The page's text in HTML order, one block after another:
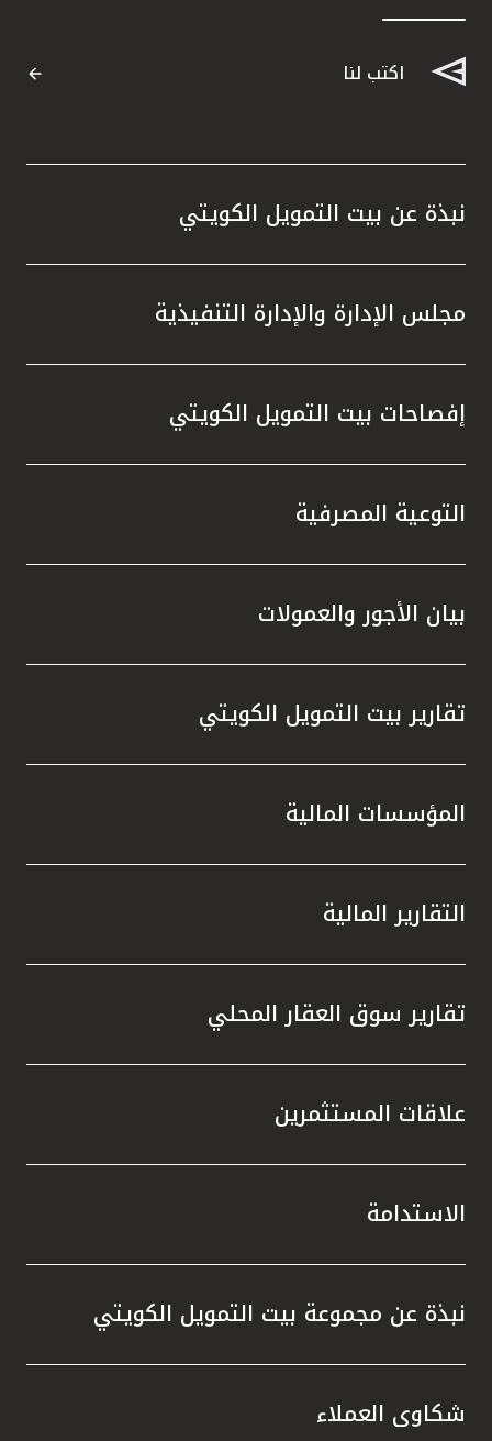
اكتب لنا
نبذة عن بيت التمويل الكويتي
مجلس الإدارة والإدارة التنفيذية
إفصاحات بيت التمويل الكويتي
التوعية المصرفية
بيان الأجور والعمولات
تقارير بيت التمويل الكويتي
المؤسسات المالية
التقارير المالية
تقارير سوق العقار المحلي
علاقات المستثمرين
الاستدامة
نبذة عن مجموعة بيت التمويل الكويتي
شكاوى العملاء